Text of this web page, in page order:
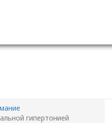
гипертонией